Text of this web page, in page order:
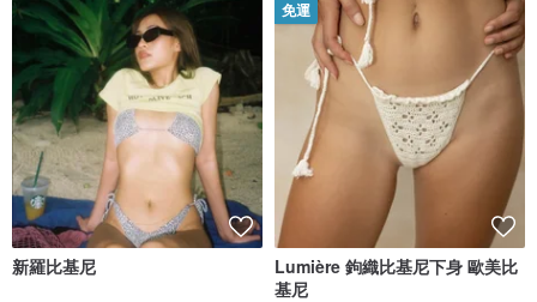
新羅比基尼
免運
Lumière 鉤織比基尼下身 歐美比
基尼